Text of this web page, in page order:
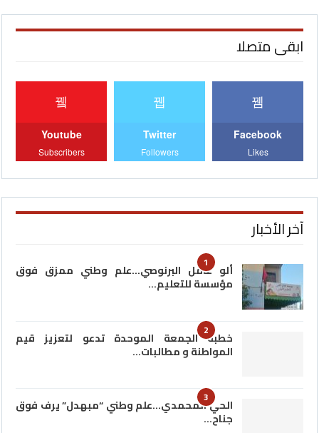
ابقى متصلا
Facebook
Likes
Twitter
Followers
Youtube
Subscribers
آخر الأخبار
1
ألو عامل البرنوصي…علم وطني ممزق فوق
مؤسسة للتعليم…
2
خطبة الجمعة الموحدة تدعو لتعزيز قيم
المواطنة و مطالبات…
3
الحي المحمدي…علم وطني “مبهدل” يرف فوق
جناح…